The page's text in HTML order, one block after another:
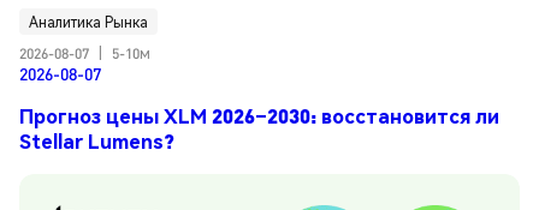
Аналитика Рынка
2026-08-07
5-10м
2026-08-07
Прогноз цены XLM 2026–2030: восстановится ли
Stellar Lumens?